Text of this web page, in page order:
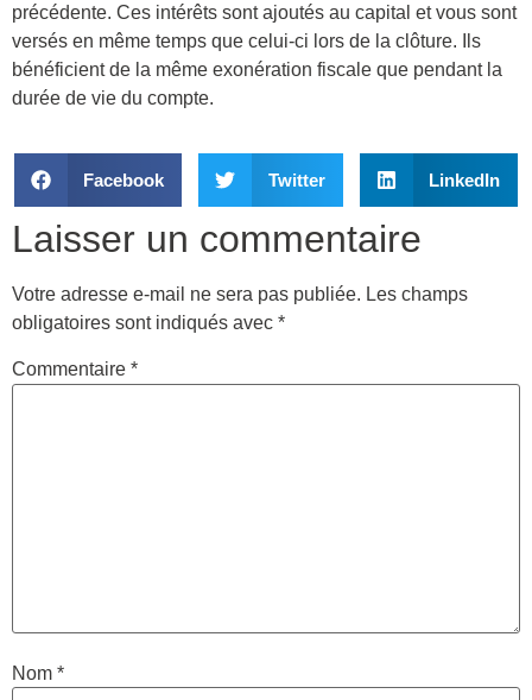
précédente. Ces intérêts sont ajoutés au capital et vous sont
versés en même temps que celui-ci lors de la clôture. Ils
bénéficient de la même exonération fiscale que pendant la
durée de vie du compte.
Facebook Twitter LinkedIn
Laisser un commentaire
Votre adresse e-mail ne sera pas publiée. Les champs
obligatoires sont indiqués avec *
Commentaire *
Nom *